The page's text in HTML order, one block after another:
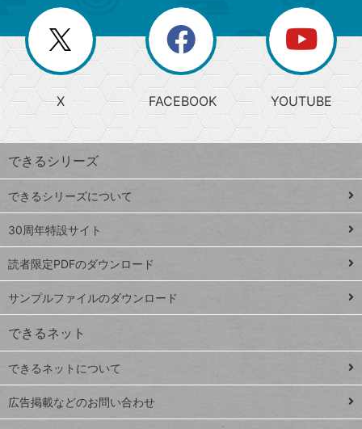
じ
る
search
検
索
上
昇
ワ
ー
ド
Google
スプレ
ッドシ
ート
iPhone
VLOOKUP
close
閉じ
る
閉
じ
る
ー
か
ら
探
す
ト
ッ
プ
ペ
ジ
連載
Excel Q&A
トイアンナ流仕
事術
X FACEBOOK YOUTUBE
できるシリーズ
できるシリーズについて
30周年特設サイト
読者限定PDFのダウンロード
サンプルファイルのダウンロード
できるネット
できるネットについて
広告掲載などのお問い合わせ